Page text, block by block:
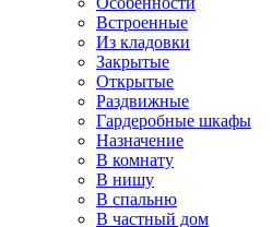
Встроенные
Из кладовки
Закрытые
Открытые
Раздвижные
Гардеробные шкафы
Назначение
В комнату
В нишу
В спальню
В частный дом